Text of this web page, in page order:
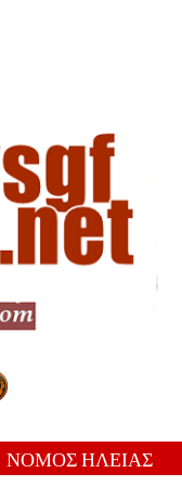
ΝΟΜΟΣ ΗΛΕΙΑΣ